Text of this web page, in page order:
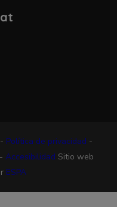
Política de privacidad -
Accesibilidad Sitio web
ESPA